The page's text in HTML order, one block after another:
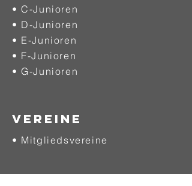
• C-Junioren
• D-Junioren
• E-Junioren
• F-Junioren
• G-Junioren
VEREINE
• Mitgliedsvereine